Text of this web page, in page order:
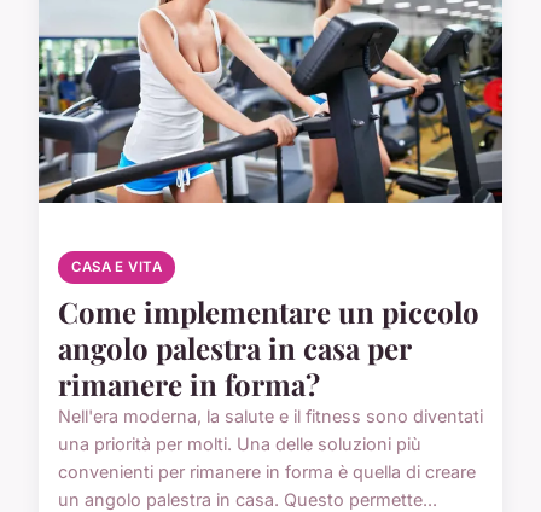
CASA E VITA
Come implementare un piccolo
angolo palestra in casa per
rimanere in forma?
Nell'era moderna, la salute e il fitness sono diventati
una priorità per molti. Una delle soluzioni più
convenienti per rimanere in forma è quella di creare
un angolo palestra in casa. Questo permette...